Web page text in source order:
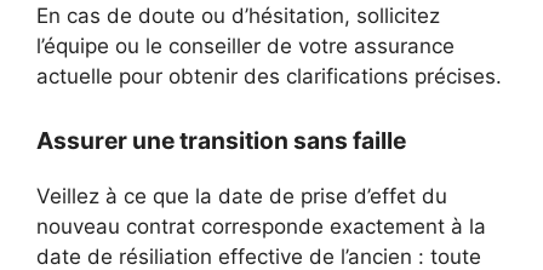
En cas de doute ou d’hésitation, sollicitez
l’équipe ou le conseiller de votre assurance
actuelle pour obtenir des clarifications précises.
Assurer une transition sans faille
Veillez à ce que la date de prise d’effet du
nouveau contrat corresponde exactement à la
date de résiliation effective de l’ancien : toute